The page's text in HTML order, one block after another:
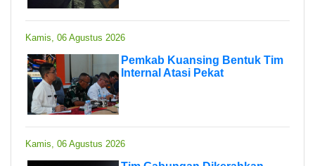
Kamis, 06 Agustus 2026
Pemkab Kuansing Bentuk Tim
Internal Atasi Pekat
Kamis, 06 Agustus 2026